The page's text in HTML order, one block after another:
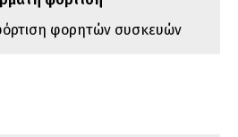
φορητών συσκευών